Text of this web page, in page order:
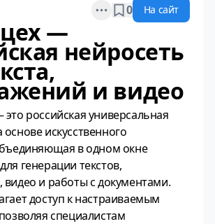
Open options
0 На сайт
—
нейросеть
и видео
российская универсальная
искусственного
в одном окне
генерации текстов,
и работы с документами.
доступ к настраиваемым
специалистам